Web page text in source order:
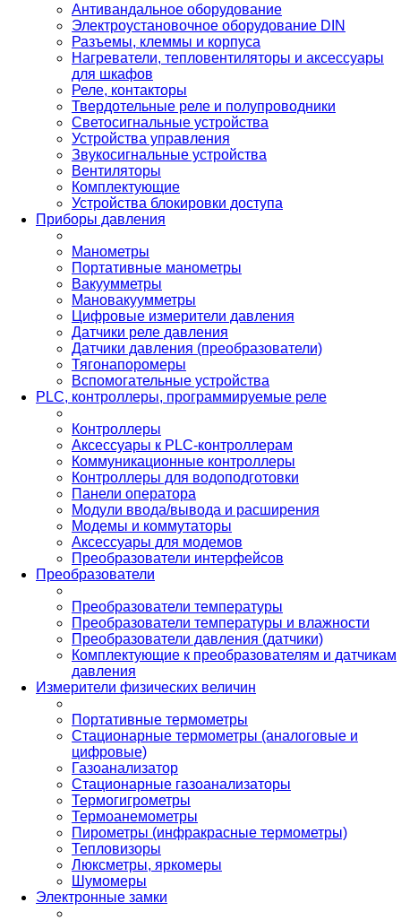
Антивандальное оборудование
Электроустановочное оборудование DIN
Разъемы, клеммы и корпуса
Нагреватели, тепловентиляторы и аксессуары
для шкафов
Реле, контакторы
Твердотельные реле и полупроводники
Светосигнальные устройства
Устройства управления
Звукосигнальные устройства
Вентиляторы
Комплектующие
Устройства блокировки доступа
Приборы давления
Манометры
Портативные манометры
Вакуумметры
Мановакуумметры
Цифровые измерители давления
Датчики реле давления
Датчики давления (преобразователи)
Тягонапоромеры
Вспомогательные устройства
PLС, контроллеры, программируемые реле
Контроллеры
Аксессуары к PLC-контроллерам
Коммуникационные контроллеры
Контроллеры для водоподготовки
Панели оператора
Модули ввода/вывода и расширения
Модемы и коммутаторы
Аксессуары для модемов
Преобразователи интерфейсов
Преобразователи
Преобразователи температуры
Преобразователи температуры и влажности
Преобразователи давления (датчики)
Комплектующие к преобразователям и датчикам
давления
Измерители физических величин
Портативные термометры
Стационарные термометры (аналоговые и
цифровые)
Газоанализатор
Стационарные газоанализаторы
Термогигрометры
Термоанемометры
Пирометры (инфракрасные термометры)
Тепловизоры
Люксметры, яркомеры
Шумомеры
Электронные замки